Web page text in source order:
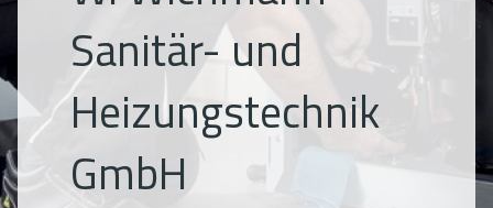
Sanitär- und
Heizungstechnik
GmbH